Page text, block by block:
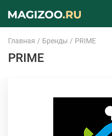
Главная Бренды PRIME
PRIME